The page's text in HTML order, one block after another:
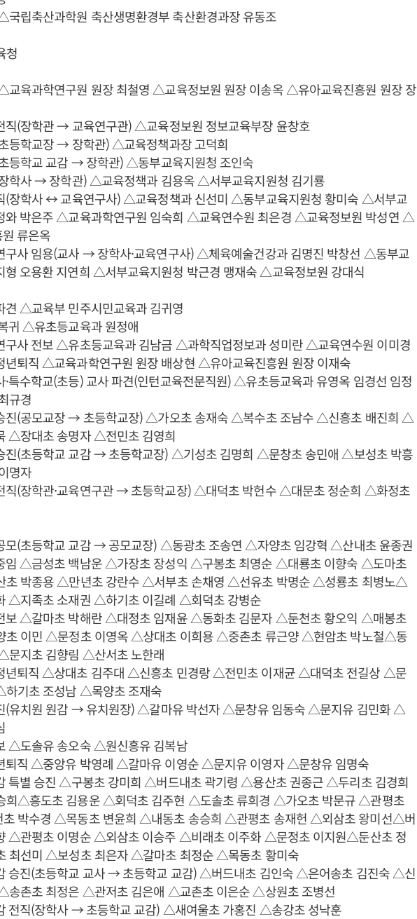
국립축산과학원 축산생명환경부 축산환경과장 유동조
청
교육과학연구원 원장 최철영 △교육정보원 원장 이송옥 △유아교육진흥원 원장 장
직(장학관 → 교육연구관) △교육정보원 정보교육부장 윤창호
등학교장 → 장학관) △교육정책과장 고덕희
등학교 교감 → 장학관) △동부교육지원청 조인숙
학사 → 장학관) △교육정책과 김용옥 △서부교육지원청 김기룡
(장학사 ↔ 교육연구사) △교육정책과 신선미 △동부교육지원청 황미숙 △서부교
와 박은주 △교육과학연구원 임숙희 △교육연수원 최은경 △교육정보원 박성연 △
류은옥
구사 임용(교사 → 장학사·교육연구사) △체육예술건강과 김명진 박창선 △동부교
형 오용환 지연희 △서부교육지원청 박근경 맹재숙 △교육정보원 강대식
견 △교육부 민주시민교육과 김귀영
귀 △유초등교육과 원정애
구사 전보 △유초등교육과 김남금 △과학직업정보과 성미란 △교육연수원 이미경
년퇴직 △교육과학연구원 원장 배상현 △유아교육진흥원 원장 이재숙
·특수학교(초등) 교사 파견(인턴교육전문직원) △유초등교육과 유영옥 임경선 임정
규경
진(공모교장 → 초등학교장) △가오초 송재숙 △복수초 조남수 △신흥초 배진희 △
△장대초 송명자 △전민초 김영희
진(초등학교 교감 → 초등학교장) △기성초 김명희 △문창초 송민애 △보성초 박흥
명자
직(장학관·교육연구관 → 초등학교장) △대덕초 박헌수 △대문초 정순희 △화정초
모(초등학교 교감 → 공모교장) △동광초 조송연 △자양초 임강혁 △산내초 윤종권
임 △금성초 백남운 △가장초 장성익 △구봉초 최영순 △대룡초 이향숙 △도마초
초 박종용 △만년초 강란수 △서부초 손채영 △선유초 박명순 △성룡초 최병노△
△지족초 소재권 △하기초 이길례 △회덕초 강병순
보 △갈마초 박해란 △대정초 임재윤 △동화초 김문자 △둔천초 황오익 △매봉초
초 이민 △문정초 이영옥 △상대초 이희용 △중촌초 류근양 △현암초 박노철△동
문지초 김향림 △산서초 노한래
년퇴직 △상대초 김주대 △신흥초 민경랑 △전민초 이재균 △대덕초 전길상 △문
기초 조성남 △목양초 조재숙
(유치원 원감 → 유치원장) △갈마유 박선자 △문창유 임동숙 △문지유 김민화 △
△도솔유 송오숙 △원신흥유 김복남
퇴직 △중앙유 박영례 △갈마유 이영순 △문지유 이영자 △문창유 임명숙
특별 승진 △구봉초 강미희 △버드내초 곽기령 △용산초 권종근 △두리초 김경희
희△흥도초 김용운 △회덕초 김주현 △도솔초 류희경 △가오초 박문규 △관평초
박수경 △목동초 변윤희 △내동초 송승희 △관평초 송재헌 △외삼초 왕미선△버
△관평초 이명순 △외삼초 이승주 △비래초 이주화 △문정초 이지원△둔산초 정
최선미 △보성초 최은자 △갈마초 최정순 △목동초 황미숙
승진(초등학교 교사 → 초등학교 교감) △버드내초 김인숙 △은어송초 김진숙 △신
송촌초 최정은 △관저초 김은애 △교촌초 이은순 △상원초 조병선
전직(장학사 → 초등학교 교감) △새여울초 가홍진 △송강초 성낙훈